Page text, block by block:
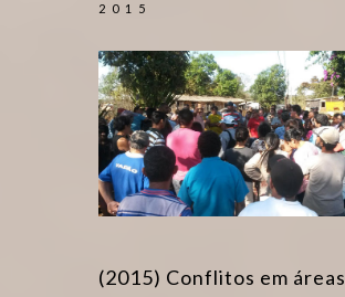
2015
(2015) Conflitos em áreas